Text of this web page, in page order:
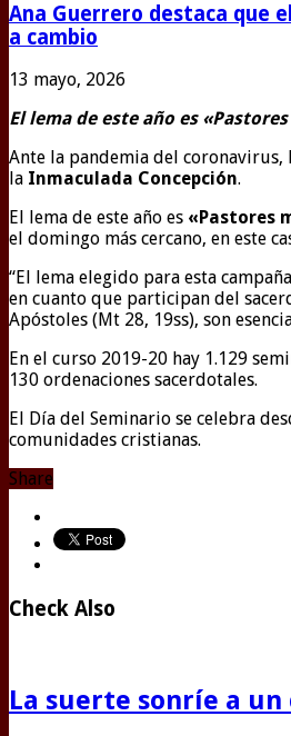
Ana Guerrero destaca que
a cambio
13 mayo, 2026
El lema de este año es
Ante la pandemia del coronavirus,
la Inmaculada Concepción.
El lema de este año es «Pastores
el domingo más cercano, en este
“El lema elegido para esta
en cuanto que participan del
Apóstoles (Mt 28, 19ss), son
En el curso 2019-20 hay 1.129
130 ordenaciones sacerdotales.
El Día del Seminario se celebra
comunidades cristianas.
Share
Check Also
La suerte sonríe a